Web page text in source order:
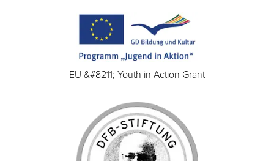
EU &#8211; Youth in Action Grant